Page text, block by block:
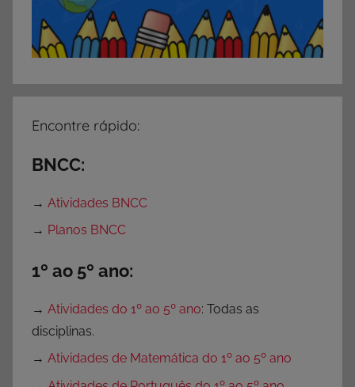
Encontre rápido:
BNCC:
→ Atividades BNCC
→ Planos BNCC
1º ao 5º ano:
→ Atividades do 1º ao 5º ano: Todas as
disciplinas.
→ Atividades de Matemática do 1º ao 5º ano